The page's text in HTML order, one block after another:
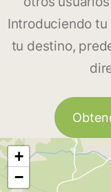
Introduciendo
tu destino,
+
−